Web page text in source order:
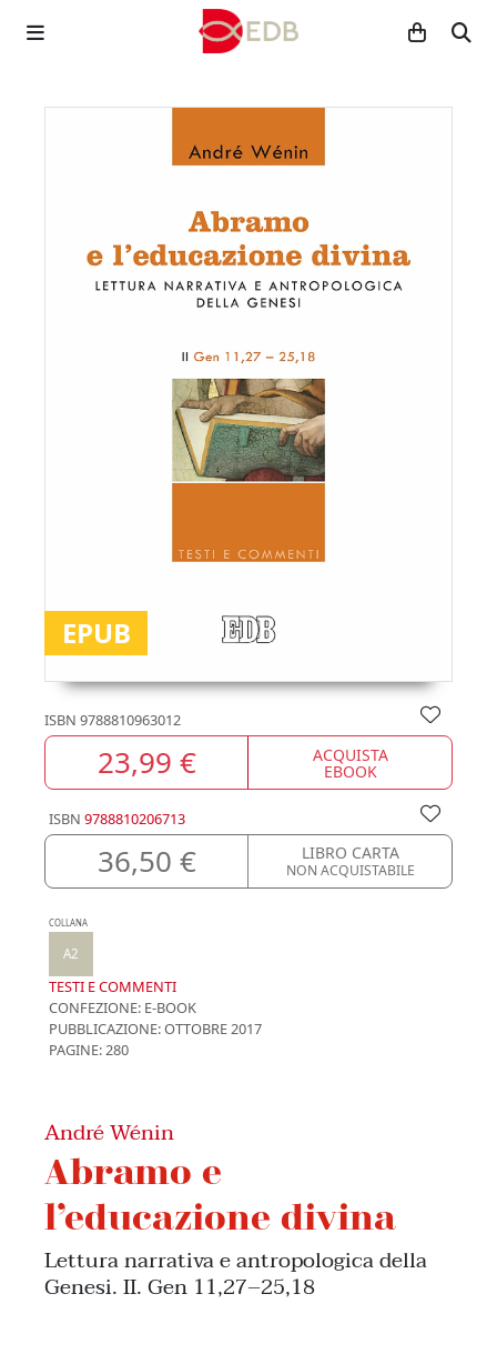
EPUB
ISBN 9788810963012
23,99 € ACQUISTA
EBOOK
ISBN 9788810206713
36,50 € LIBRO CARTA
NON ACQUISTABILE
COLLANA
A2
TESTI E COMMENTI
CONFEZIONE: E-BOOK
PUBBLICAZIONE:OTTOBRE 2017
PAGINE: 280
André Wénin
Abramo e
l’educazione divina
Lettura narrativa e antropologica della
Genesi. II. Gen 11,27–25,18